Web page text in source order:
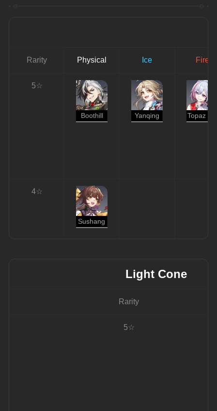
Rarity Physical Ice Fire
5☆
Boothill Yanqing
4☆
Sushang
Light Cone
Rarity
5☆